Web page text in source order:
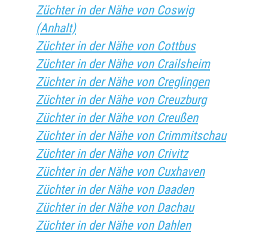
Züchter in der Nähe von Coswig
(Anhalt)
Züchter in der Nähe von Cottbus
Züchter in der Nähe von Crailsheim
Züchter in der Nähe von Creglingen
Züchter in der Nähe von Creuzburg
Züchter in der Nähe von Creußen
Züchter in der Nähe von Crimmitschau
Züchter in der Nähe von Crivitz
Züchter in der Nähe von Cuxhaven
Züchter in der Nähe von Daaden
Züchter in der Nähe von Dachau
Züchter in der Nähe von Dahlen